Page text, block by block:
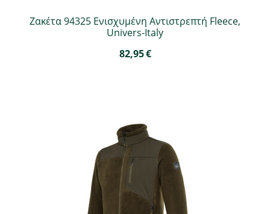
Ζακέτα 94325 Ενισχυμένη Αντιστρεπτή Fleece,
Univers-Italy
82,95€